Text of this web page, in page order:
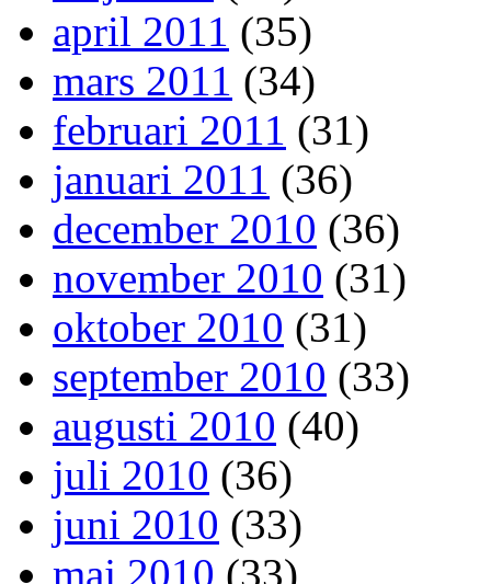
april 2011 (35)
mars 2011 (34)
februari 2011 (31)
januari 2011 (36)
december 2010 (36)
november 2010 (31)
oktober 2010 (31)
september 2010 (33)
augusti 2010 (40)
juli 2010 (36)
juni 2010 (33)
maj 2010 (33)